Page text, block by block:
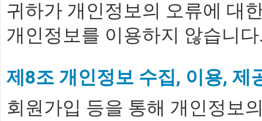
귀하가 개인정보의 오류에 대
개인정보를 이용하지 않습니
제8조 개인정보 수집, 이용, 제
회원가입 등을 통해 개인정보